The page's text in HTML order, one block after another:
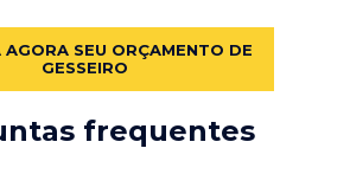
AGORA SEU ORÇAMENTO DE
GESSEIRO
frequentes